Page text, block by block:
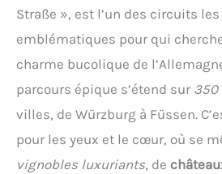
Straße », est l’un des circuits
emblématiques pour qui
charme bucolique de
parcours épique s’étend sur 350
villes, de Würzburg à Füssen.
pour les yeux et le cœur, où se
vignobles luxuriants, de